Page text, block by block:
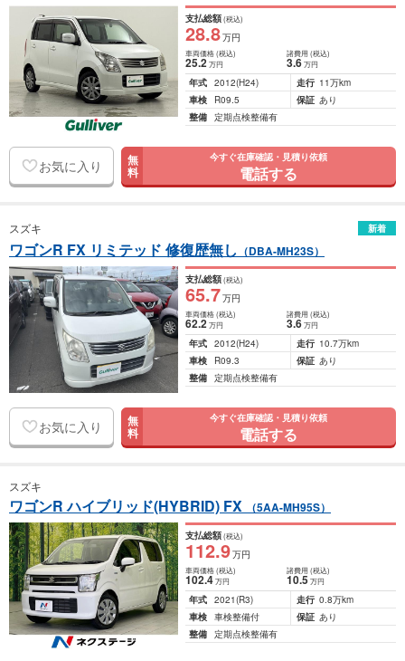
支払総額(税込)
28.8万円
車両価格(税込)
25.2万円
諸費用 (税込)
3.6 万円
年式 2012(H24) 走行 11万km
車検
R09.5 保証 あり
整備 定期点検整備有
お気に入り 無
料
今すぐ在庫確認・見積り依頼
電話する
スズキ 新着
ワゴンR FX リミテッド 修復歴無し （DBA-MH23S）
支払総額(税込)
65.7万円
車両価格(税込)
62.2万円
諸費用 (税込)
3.6 万円
年式 2012(H24) 走行 10.7万km
車検
R09.3 保証 あり
整備 定期点検整備有
お気に入り 無
料
今すぐ在庫確認・見積り依頼
電話する
スズキ
ワゴンR ハイブリッド(HYBRID) FX （5AA-MH95S）
支払総額(税込)
112.9万円
車両価格(税込)
102.4万円
諸費用 (税込)
10.5 万円
年式 2021(R3) 走行 0.8万km
車検 車検整備付 保証 あり
整備 定期点検整備有